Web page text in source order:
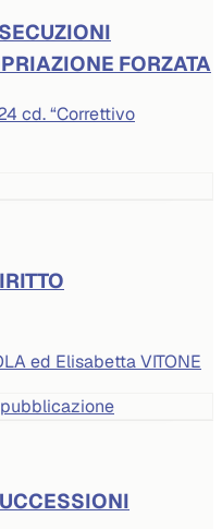
FORZATA
cd. “Correttivo
ed Elisabetta VITONE